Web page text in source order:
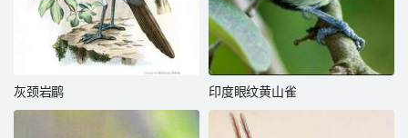
灰颈岩鹛 印度眼纹黄山雀